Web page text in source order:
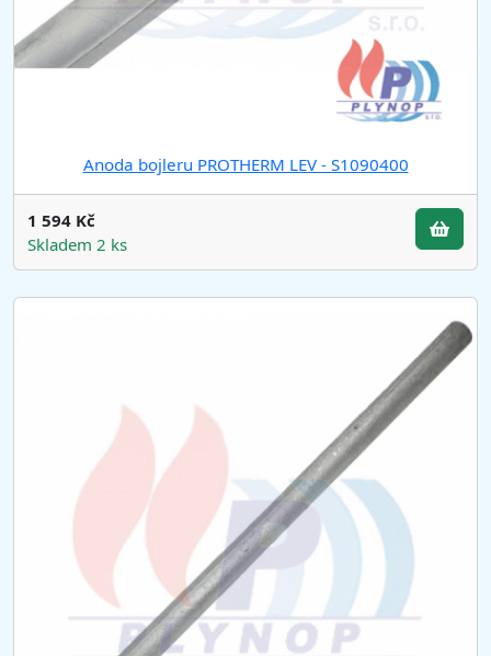
Anoda bojleru PROTHERM LEV - S1090400
1 594 Kč
Skladem 2 ks